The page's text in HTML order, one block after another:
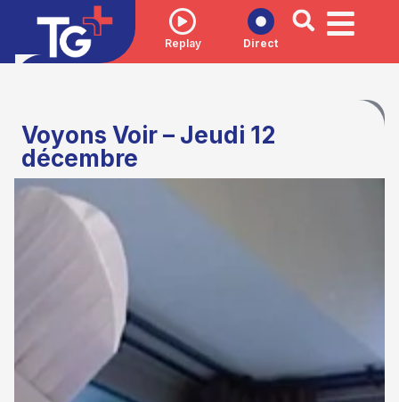
Replay Direct
Voyons Voir – Jeudi 12
décembre